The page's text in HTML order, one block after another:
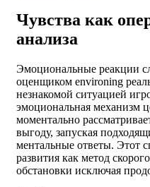
Чувства как
анализа
Эмоциональные реакции
оценщиком environing
незнакомой ситуацией
эмоциональная механизм
моментально
выгоду, запуская
ментальные ответы. Этот
развития как метод
обстановки исключая